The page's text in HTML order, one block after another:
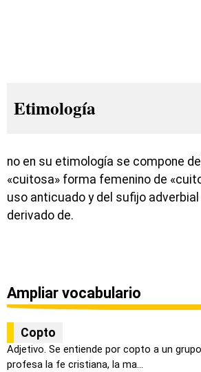
Etimología
no en su etimología se compone
«cuitosa» forma femenino de
uso anticuado y del sufijo adverbial
derivado de.
Ampliar vocabulario
Copto
Adjetivo. Se entiende por copto a un
profesa la fe cristiana, la ma...